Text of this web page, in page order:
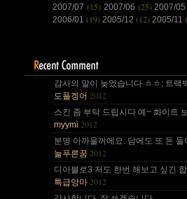
2007/07 (15) 2007/06 (25) 2007/
2006/01 (19) 2005/12 (12) 2005/11
감사의 말이 늦었습니다 ㅎㅎ; 트
도플겡어 2012
스킨 좀 부탁 드립시다 예~ 화이트
myymi 2012
분명 아까울꺼에요. 담에도 또 돈
늘푸른꿈 2012
디아블로3 저도 한번 해보고 싶긴
특급앙마 2012